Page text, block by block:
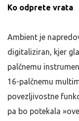
Ko odprete vrata
Ambient je
digitaliziran, kjer
palčnemu
16-palčnemu
povezljivostne
pa bo potekala